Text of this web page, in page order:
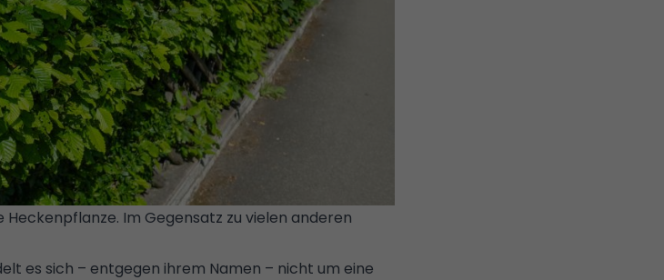
Im Gegensatz zu vielen anderen
es sich – entgegen ihrem Namen – nicht um eine